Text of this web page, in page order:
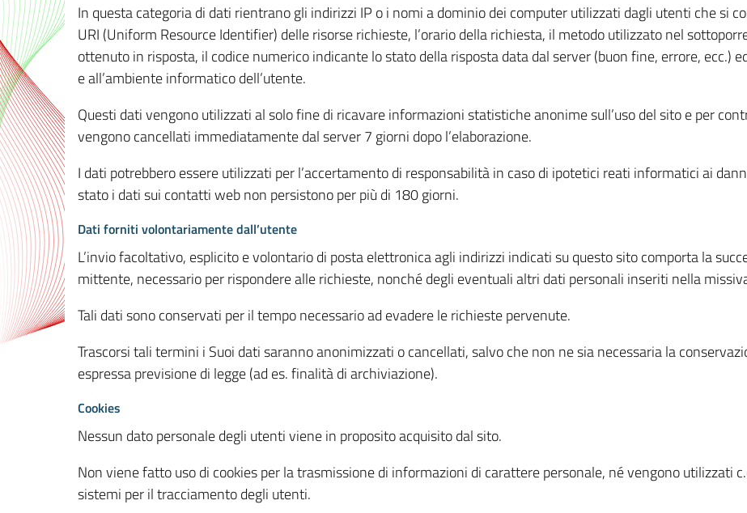
In questa categoria di dati rientrano gli indirizzi IP o i nomi a dominio dei computer utilizzati dagli utenti che si
URI (Uniform Resource Identifier) delle risorse richieste, l’orario della richiesta, il metodo utilizzato nel
ottenuto in risposta, il codice numerico indicante lo stato della risposta data dal server (buon fine, errore, ecc.)
e all’ambiente informatico dell’utente.
Questi dati vengono utilizzati al solo fine di ricavare informazioni statistiche anonime sull’uso del sito e per
vengono cancellati immediatamente dal server 7 giorni dopo l’elaborazione.
I dati potrebbero essere utilizzati per l’accertamento di responsabilità in caso di ipotetici reati informatici ai
stato i dati sui contatti web non persistono per più di 180 giorni.
Dati forniti volontariamente dall’utente
L’invio facoltativo, esplicito e volontario di posta elettronica agli indirizzi indicati su questo sito comporta la
mittente, necessario per rispondere alle richieste, nonché degli eventuali altri dati personali inseriti nella
Tali dati sono conservati per il tempo necessario ad evadere le richieste pervenute.
Trascorsi tali termini i Suoi dati saranno anonimizzati o cancellati, salvo che non ne sia necessaria la
espressa previsione di legge (ad es. finalità di archiviazione).
Cookies
Nessun dato personale degli utenti viene in proposito acquisito dal sito.
Non viene fatto uso di cookies per la trasmissione di informazioni di carattere personale, né vengono utilizzati
sistemi per il tracciamento degli utenti.